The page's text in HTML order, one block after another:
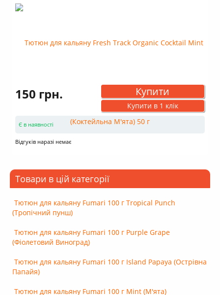
150 грн. Купити
Купити в 1 клік
Є в наявності
Відгуків наразі немає
Товари в цій категорії
Тютюн для кальяну Fumari 100 г Tropical Punch
(Тропічний пунш)
Тютюн для кальяну Fumari 100 г Purple Grape
(Фіолетовий Виноград)
Тютюн для кальяну Fumari 100 г Island Papaya (Острівна
Папайя)
Тютюн для кальяну Fumari 100 г Mint (М'ята)